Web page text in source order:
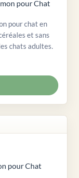
pour Chat
pour chat en
et sans
chats adultes.
pour Chat